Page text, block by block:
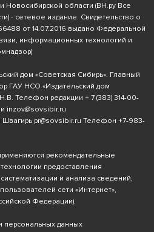
Новосибирской области (ВН.ру Все
- сетевое издание. Свидетельство о
от 14.07.2016 выдано Федеральной
информационных технологий и
дом «Советская Сибирь». Главный
ГАУ НСО «Издательский дом
Телефон редакции + 7 (383) 314-00-
inzov@sovsibir.ru
Швагирь pr@sovsibir.ru Телефон +7-983-
рекомендательные
предоставления
и анализа сведений,
сети «Интернет»,
Федерации).
персональных данных